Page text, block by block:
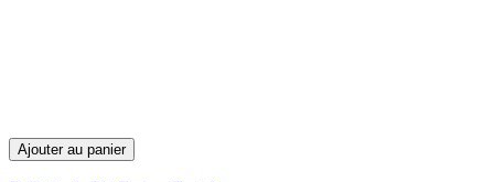
Ajouter au panier